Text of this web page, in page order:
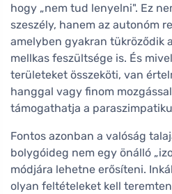
hogy „nem tud lenyelni". Ez
szeszély, hanem az autonóm
amelyben gyakran tükröződik
mellkas feszültsége is. És
területeket összeköti, van
hanggal vagy finom
támogathatja a
Fontos azonban a valóság
bolygóideg nem egy önálló
módjára lehetne erősíteni.
olyan feltételeket kell